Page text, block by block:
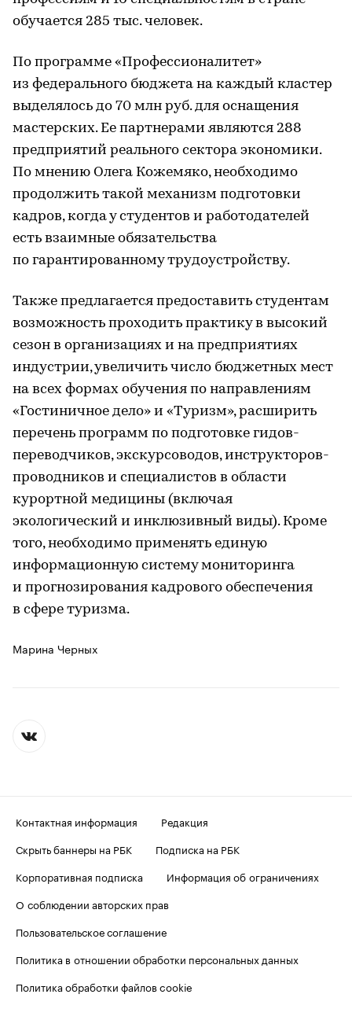
обучается 285 тыс. человек.
По программе «Профессионалитет»
из федерального бюджета на каждый кластер
выделялось до 70 млн руб. для оснащения
мастерских. Ее партнерами являются 288
предприятий реального сектора экономики.
По мнению Олега Кожемяко, необходимо
продолжить такой механизм подготовки
кадров, когда у студентов и работодателей
есть взаимные обязательства
по гарантированному трудоустройству.
Также предлагается предоставить студентам
возможность проходить практику в высокий
сезон в организациях и на предприятиях
индустрии, увеличить число бюджетных мест
на всех формах обучения по направлениям
«Гостиничное дело» и «Туризм», расширить
перечень программ по подготовке гидов-
переводчиков, экскурсоводов, инструкторов-
проводников и специалистов в области
курортной медицины (включая
экологический и инклюзивный виды). Кроме
того, необходимо применять единую
информационную систему мониторинга
и прогнозирования кадрового обеспечения
в сфере туризма.
Марина Черных
Контактная информация
Редакция
Скрыть баннеры на РБК
Подписка на РБК
Корпоративная подписка
Информация об ограничениях
О соблюдении авторских прав
Пользовательское соглашение
Политика в отношении обработки персональных данных
Политика обработки файлов cookie